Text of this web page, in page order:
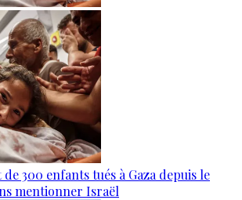
300 enfants tués à Gaza depuis le
mentionner Israël